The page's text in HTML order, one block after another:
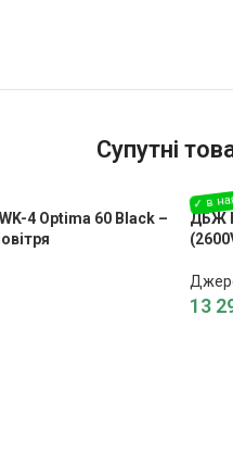
Супутні
4 Optima 60 Black –
ДБЖ
13